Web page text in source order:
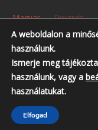
Magyar Deutsch
NYITVA TARTÁS:
Hétfőtől – Péntekig:
Nyitvatartási időn
Telefonszám: +36 30
A weboldalon a
használunk.
Ismerje meg
használunk, vagy a
használatukat.
Elfogad